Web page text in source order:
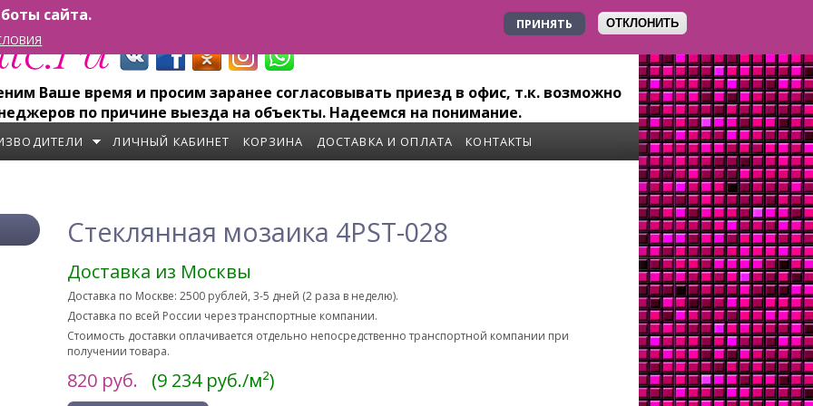
сайта. ПРИНЯТЬ ОТКЛОНИТЬ
+7 923 179-6-279
Ваше время и просим заранее согласовывать приезд в офис, т.к. возможно
по причине выезда на объекты. Надеемся на понимание.
ЛИЧНЫЙ КАБИНЕТ КОРЗИНА ДОСТАВКА И ОПЛАТА КОНТАКТЫ
Стеклянная мозаика 4PST-028
Доставка из Москвы
Доставка по Москве: 2500 рублей, 3-5 дней (2 раза в неделю).
Доставка по всей России через транспортные компании.
Стоимость доставки оплачивается отдельно непосредственно транспортной компании при
получении товара.
820 руб. (9 234 руб./м²)